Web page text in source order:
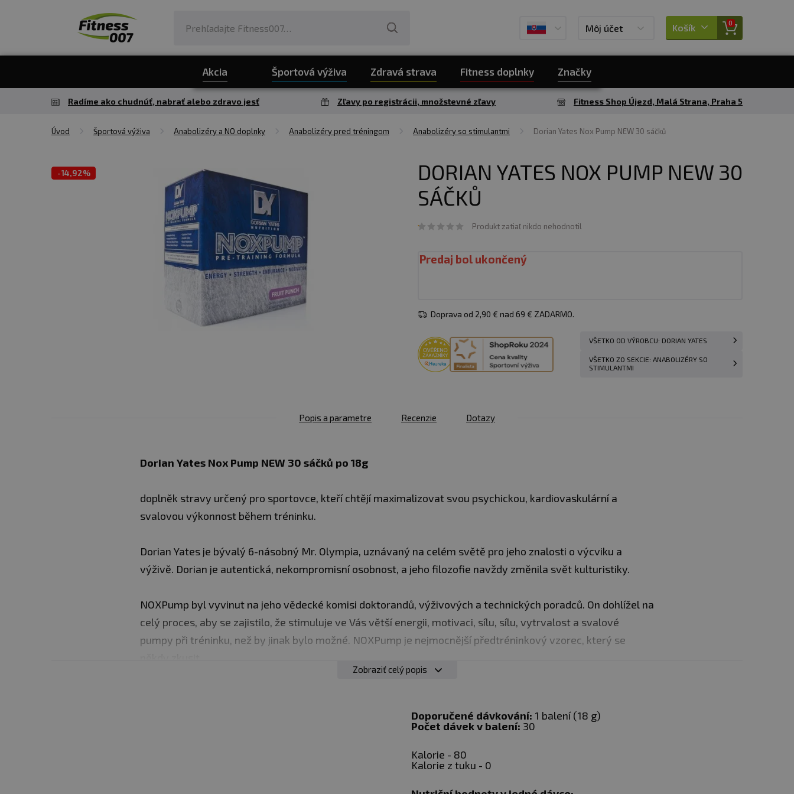
Môj účet Košík 0
Akcia Športová výživa Zdravá strava Fitness doplnky Značky
Radíme ako chudnúť, nabrať alebo zdravo jesť Zľavy po registrácii, množstevné zľavy Fitness Shop Újezd, Malá Strana, Praha 5
Úvod Športová výživa Anabolizéry a NO doplnky Anabolizéry pred tréningom Anabolizéry so stimulantmi Dorian Yates Nox Pump NEW 30 sáčků
-14,92%
DORIAN YATES NOX PUMP NEW 30
SÁČKŮ
Produkt zatiaľ nikdo nehodnotil
Predaj bol ukončený
Doprava od 2,90 € nad 69 € ZADARMO.
VŠETKO OD VÝROBCU: DORIAN YATES
VŠETKO ZO SEKCIE: ANABOLIZÉRY SO
STIMULANTMI
Popis a parametre Recenzie Dotazy
Dorian Yates Nox Pump NEW 30 sáčků po 18g
doplněk stravy určený pro sportovce, kteří chtějí maximalizovat svou psychickou, kardiovaskulární a
svalovou výkonnost během tréninku.
Dorian Yates je bývalý 6-násobný Mr. Olympia, uznávaný na celém světě pro jeho znalosti o výcviku a
výživě. Dorian je autentická, nekompromisní osobnost, a jeho filozofie navždy změnila svět kulturistiky.
NOXPump byl vyvinut na jeho vědecké komisi doktorandů, výživových a technických poradců. On dohlížel na
celý proces, aby se zajistilo, že stimuluje ve Vás větší energii, motivaci, sílu, sílu, vytrvalost a svalové
pumpy při tréninku, než by jinak bylo možné. NOXPump je nejmocnější předtréninkový vzorec, který se
tyrosinu a řízeného uvolňování kofeinu na podporu rychlého a trvalého růstu v oblasti nárůstu energie,
motivace a agrese bez potréninkových "pádů".Glukono delta-lakton a BCAA zvyšují glukózu v celém těle a
vazodilataci, průtok krve, dostupnost kyslíku, testosteron (androgen), akce a ATP resyntézy. Také chrání
Zobraziť celý popis
Doporučené dávkování: 1 balení (18 g)
Počet dávek v balení: 30
Kalorie - 80
Kalorie z tuku - 0